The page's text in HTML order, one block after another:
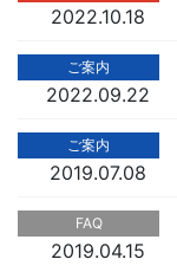
2022.10.18
ご案内
2022.09.22
ご案内
2019.07.08
FAQ
2019.04.15